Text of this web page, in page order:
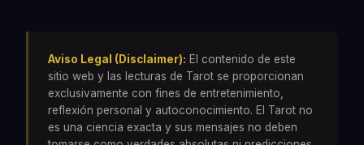
Aviso Legal (Disclaimer): El contenido de este
sitio web y las lecturas de Tarot se proporcionan
exclusivamente con fines de entretenimiento,
reflexión personal y autoconocimiento. El Tarot no
es una ciencia exacta y sus mensajes no deben